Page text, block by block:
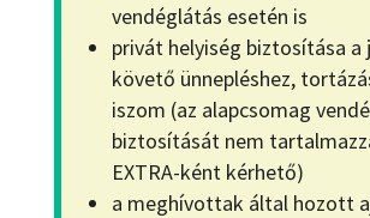
vendéglátás esetén is
privát helyiség biztosítása
követő ünnepléshez,
iszom (az alapcsomag
biztosítását nem
EXTRA-ként kérhető)
a meghívottak által hozott